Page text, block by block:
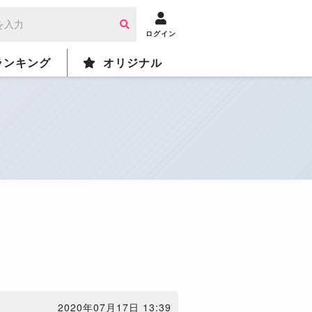
ログイン
ンキング オリジナル
2020年07月17日 13:39